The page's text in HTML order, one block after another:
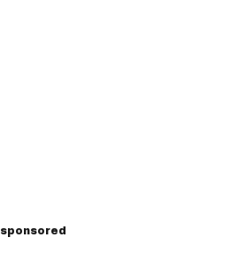
sponsored